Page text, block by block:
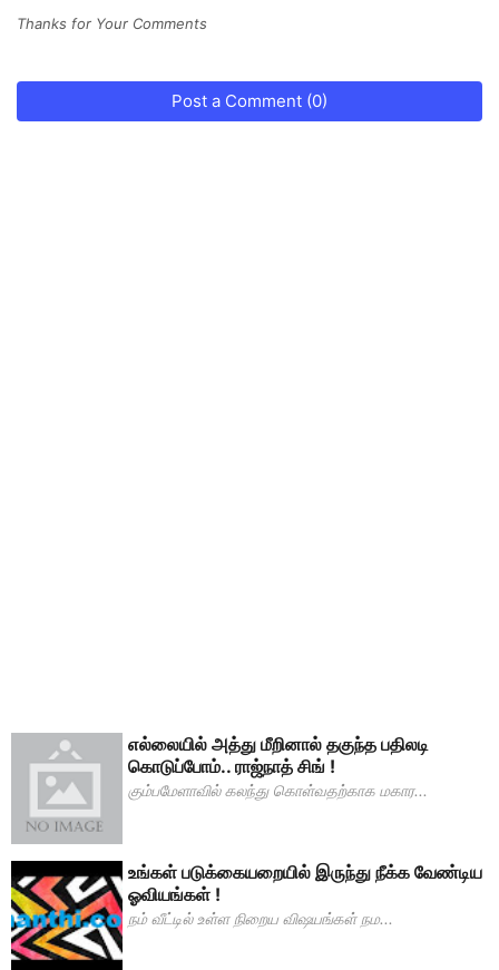
Thanks for Your Comments
Post a Comment (0)
எல்லையில் அத்து மீறினால் தகுந்த பதிலடி
கொடுப்போம்.. ராஜ்நாத் சிங் !
கும்பமேளாவில் கலந்து கொள்வதற்காக மகார...
உங்கள் படுக்கையறையில் இருந்து நீக்க வேண்டிய
ஓவியங்கள் !
நம் வீட்டில் உள்ள நிறைய விஷயங்கள் நம...